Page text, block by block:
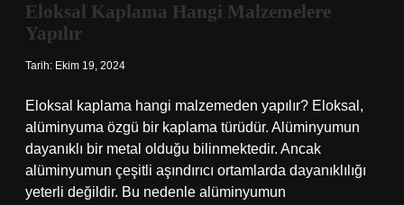
Eloksal Kaplama Hangi Malzemelere
Yapılır
Tarih: Ekim 19, 2024
Eloksal kaplama hangi malzemeden yapılır? Eloksal,
alüminyuma özgü bir kaplama türüdür. Alüminyumun
dayanıklı bir metal olduğu bilinmektedir. Ancak
alüminyumun çeşitli aşındırıcı ortamlarda dayanıklılığı
yeterli değildir. Bu nedenle alüminyumun